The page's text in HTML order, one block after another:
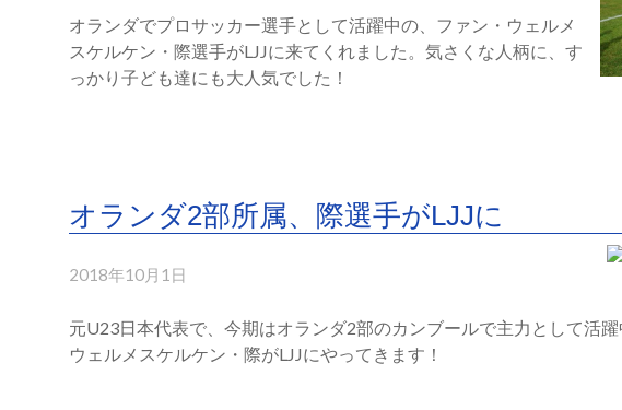
オランダでプロサッカー選手として活躍中の、ファン・ウェルメ
スケルケン・際選手がLJJに来てくれました。気さくな人柄に、す
っかり子ども達にも大人気でした！
オランダ2部所属、際選手がLJJに
2018年10月1日
元U23日本代表で、今期はオランダ2部のカンブールで主力として活
ウェルメスケルケン・際がLJJにやってきます！